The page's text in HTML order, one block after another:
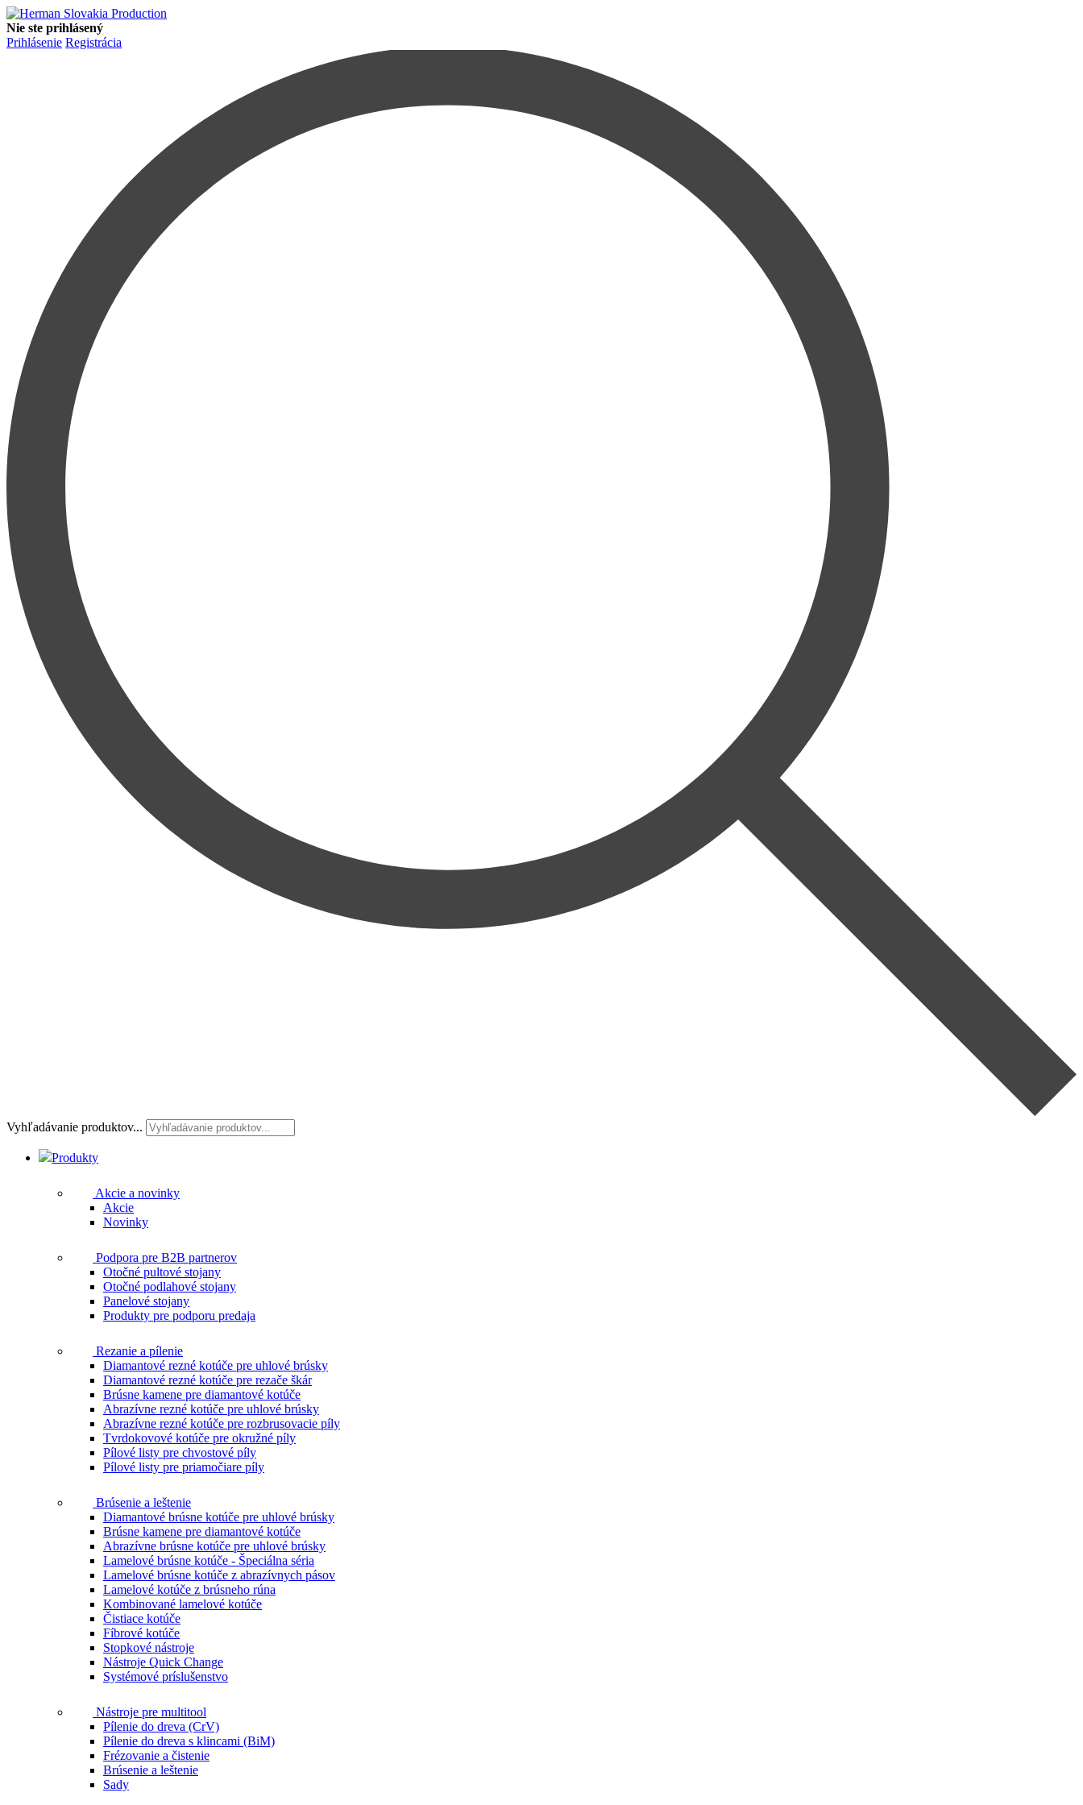
Nie ste prihlásený
Prihlásenie Registrácia
Vyhľadávanie produktov...
Produkty
Akcie a novinky
Akcie
Novinky
Podpora pre B2B partnerov
Otočné pultové stojany
Otočné podlahové stojany
Panelové stojany
Produkty pre podporu predaja
Rezanie a pílenie
Diamantové rezné kotúče pre uhlové brúsky
Diamantové rezné kotúče pre rezače škár
Brúsne kamene pre diamantové kotúče
Abrazívne rezné kotúče pre uhlové brúsky
Abrazívne rezné kotúče pre rozbrusovacie píly
Tvrdokovové kotúče pre okružné píly
Pílové listy pre chvostové píly
Pílové listy pre priamočiare píly
Brúsenie a leštenie
Diamantové brúsne kotúče pre uhlové brúsky
Brúsne kamene pre diamantové kotúče
Abrazívne brúsne kotúče pre uhlové brúsky
Lamelové brúsne kotúče - Špeciálna séria
Lamelové brúsne kotúče z abrazívnych pásov
Lamelové kotúče z brúsneho rúna
Kombinované lamelové kotúče
Čistiace kotúče
Fíbrové kotúče
Stopkové nástroje
Nástroje Quick Change
Systémové príslušenstvo
Nástroje pre multitool
Pílenie do dreva (CrV)
Pílenie do dreva s klincami (BiM)
Frézovanie a čistenie
Brúsenie a leštenie
Sady